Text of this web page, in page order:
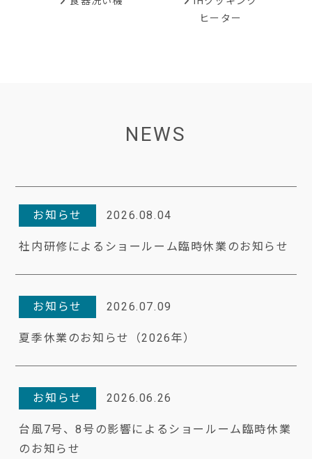
ヒーター
NEWS
お知らせ 2026.08.04
社内研修によるショールーム臨時休業のお知らせ
お知らせ 2026.07.09
夏季休業のお知らせ（2026年）
お知らせ 2026.06.26
台風7号、8号の影響によるショールーム臨時休業
のお知らせ